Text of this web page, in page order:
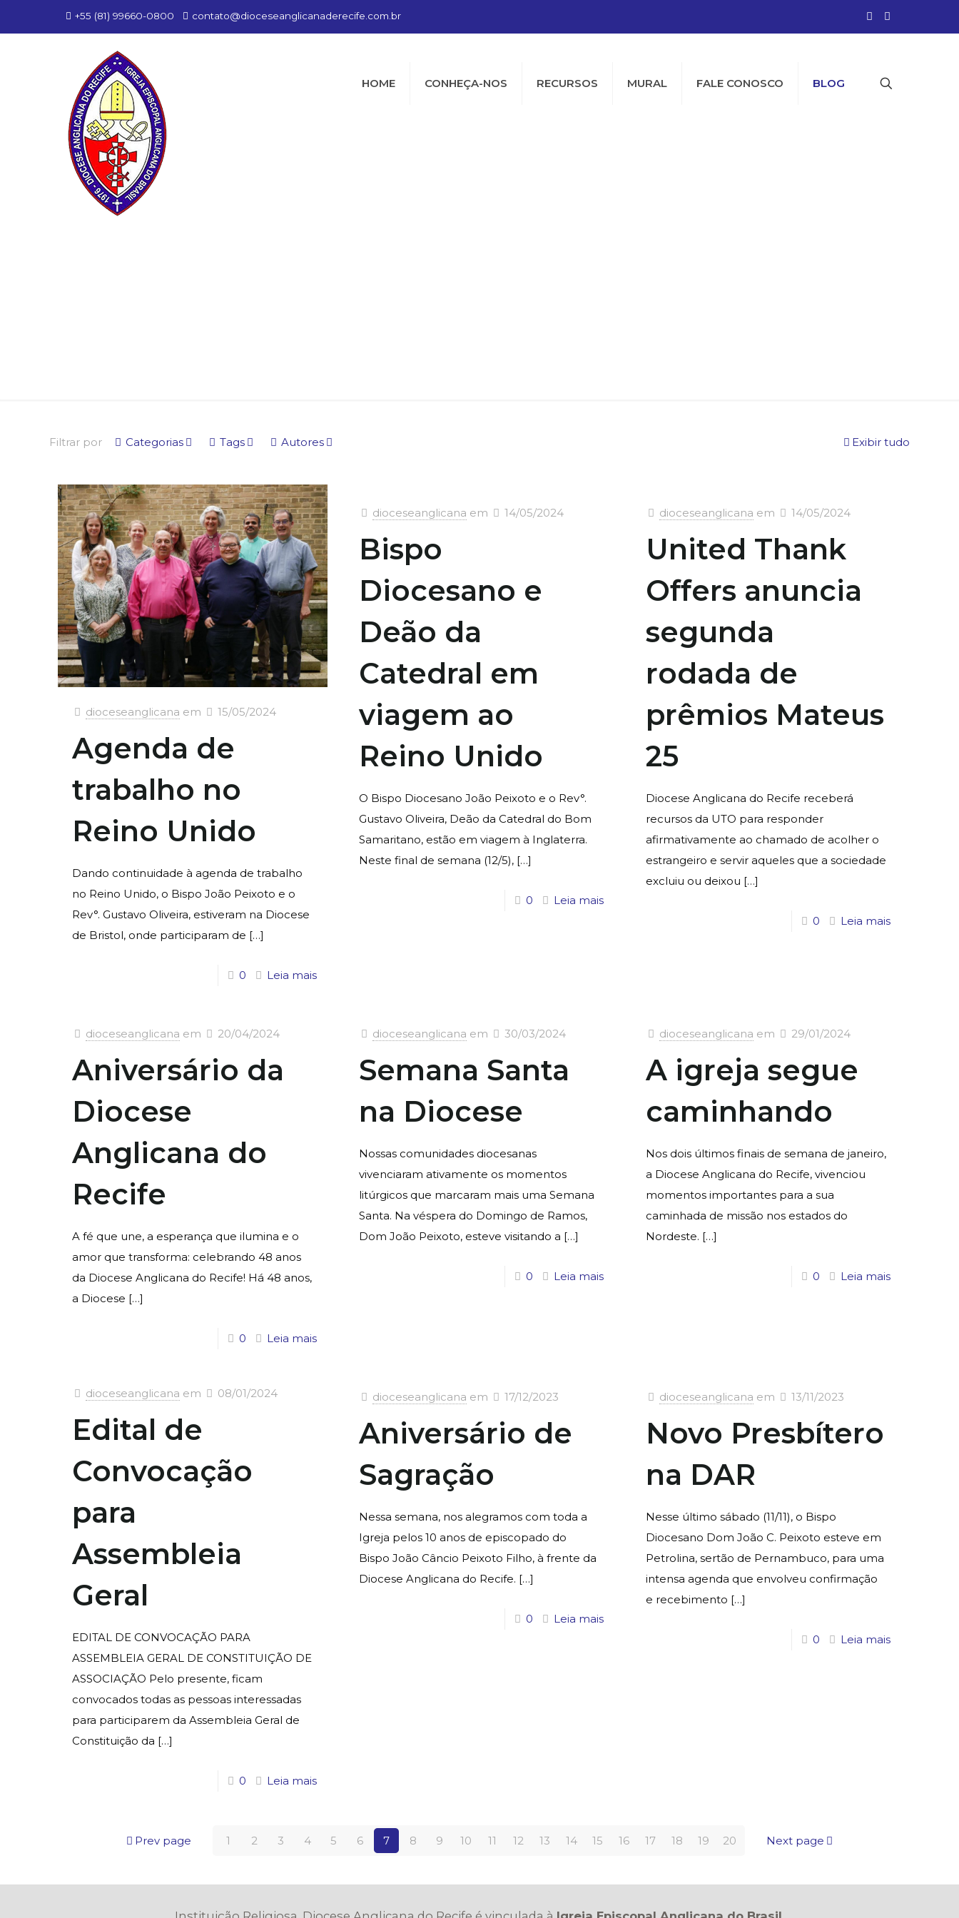
+55 (81) 99660-0800 contato@dioceseanglicanaderecife.com.br
HOME CONHEÇA-NOS RECURSOS MURAL FALE CONOSCO BLOG
Filtrar por Categorias Tags Autores Exibir tudo
dioceseanglicana em 15/05/2024
Agenda de
trabalho no
Reino Unido
Dando continuidade à agenda de trabalho
no Reino Unido, o Bispo João Peixoto e o
Rev°. Gustavo Oliveira, estiveram na Diocese
de Bristol, onde participaram de […]
0 Leia mais
dioceseanglicana em 14/05/2024
Bispo
Diocesano e
Deão da
Catedral em
viagem ao
Reino Unido
O Bispo Diocesano João Peixoto e o Rev°.
Gustavo Oliveira, Deão da Catedral do Bom
Samaritano, estão em viagem à Inglaterra.
Neste final de semana (12/5),[…]
0 Leia mais
dioceseanglicana em 14/05/2024
United Thank
Offers anuncia
segunda
rodada de
prêmios Mateus
25
Diocese Anglicana do Recife receberá
recursos da UTO para responder
afirmativamente ao chamado de acolher o
estrangeiro e servir aqueles que a sociedade
excluiu ou deixou […]
0 Leia mais
dioceseanglicana em 20/04/2024
Aniversário da
Diocese
Anglicana do
Recife
A fé que une, a esperança que ilumina e o
amor que transforma: celebrando 48 anos
da Diocese Anglicana do Recife! Há 48 anos,
a Diocese […]
0 Leia mais
dioceseanglicana em 30/03/2024
Semana Santa
na Diocese
Nossas comunidades diocesanas
vivenciaram ativamente os momentos
litúrgicos que marcaram mais uma Semana
Santa. Na véspera do Domingo de Ramos,
Dom João Peixoto, esteve visitando a […]
0 Leia mais
dioceseanglicana em 29/01/2024
A igreja segue
caminhando
Nos dois últimos finais de semana de janeiro,
a Diocese Anglicana do Recife, vivenciou
momentos importantes para a sua
caminhada de missão nos estados do
Nordeste. […]
0 Leia mais
dioceseanglicana em 08/01/2024
Edital de
Convocação
para
Assembleia
Geral
EDITAL DE CONVOCAÇÃO PARA
ASSEMBLEIA GERAL DE CONSTITUIÇÃO DE
ASSOCIAÇÃO Pelo presente, ficam
convocados todas as pessoas interessadas
para participarem da Assembleia Geral de
Constituição da […]
0 Leia mais
dioceseanglicana em 17/12/2023
Aniversário de
Sagração
Nessa semana, nos alegramos com toda a
Igreja pelos 10 anos de episcopado do
Bispo João Câncio Peixoto Filho, à frente da
Diocese Anglicana do Recife. […]
0 Leia mais
dioceseanglicana em 13/11/2023
Novo Presbítero
na DAR
Nesse último sábado (11/11), o Bispo
Diocesano Dom João C. Peixoto esteve em
Petrolina, sertão de Pernambuco, para uma
intensa agenda que envolveu confirmação
e recebimento […]
0 Leia mais
Prev page 1 2 3 4 5 6 7 8 9 10 11 12 13 14 15 16 17 18 19 20 Next page